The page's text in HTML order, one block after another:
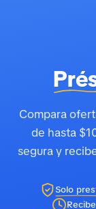
Compara
de hasta
segura y
Solo